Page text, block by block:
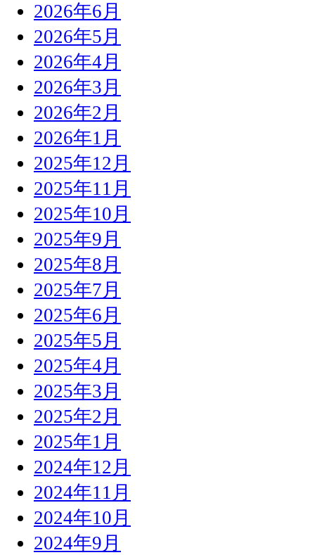
2026年6月
2026年5月
2026年4月
2026年3月
2026年2月
2026年1月
2025年12月
2025年11月
2025年10月
2025年9月
2025年8月
2025年7月
2025年6月
2025年5月
2025年4月
2025年3月
2025年2月
2025年1月
2024年12月
2024年11月
2024年10月
2024年9月